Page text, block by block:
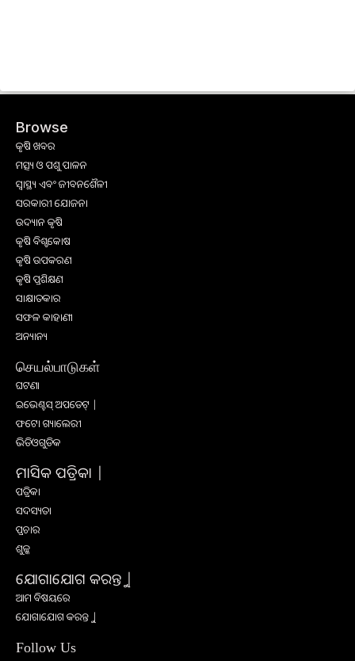
Browse
କୃଷି ଖବର
ମତ୍ସ୍ୟ ଓ ପଶୁ ପାଳନ
ସ୍ୱାସ୍ଥ୍ୟ ଏବଂ ଜୀବନଶୈଳୀ
ସରକାରୀ ଯୋଜନା
ଉଦ୍ୟାନ କୃଷି
କୃଷି ବିଶ୍ବକୋଷ
କୃଷି ଉପକରଣ
କୃଷି ପ୍ରଶିକ୍ଷଣ
ସାକ୍ଷାତକାର
ସଫଳ କାହାଣୀ
ଅନ୍ୟାନ୍ୟ
செயல்பாடுகள்
ଘଟଣା
ଇଭେଣ୍ଟସ୍ ଅପଡେଟ୍ |
ଫଟୋ ଗ୍ୟାଲେରୀ
ଭିଡିଓଗୁଡିକ
ମାସିକ ପତ୍ରିକା |
ପତ୍ରିକା
ସଦସ୍ୟତା
ପ୍ରଚାର
ଶୁଳ୍କ
ଯୋଗାଯୋଗ କରନ୍ତୁ |
ଆମ ବିଷୟରେ
ଯୋଗାଯୋଗ କରନ୍ତୁ |
Follow Us